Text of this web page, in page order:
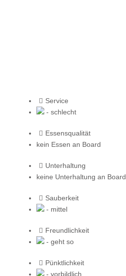
Service
- schlecht
Essensqualität
kein Essen an Board
Unterhaltung
keine Unterhaltung an Board
Sauberkeit
- mittel
Freundlichkeit
- geht so
Pünktlichkeit
- vorbildlich